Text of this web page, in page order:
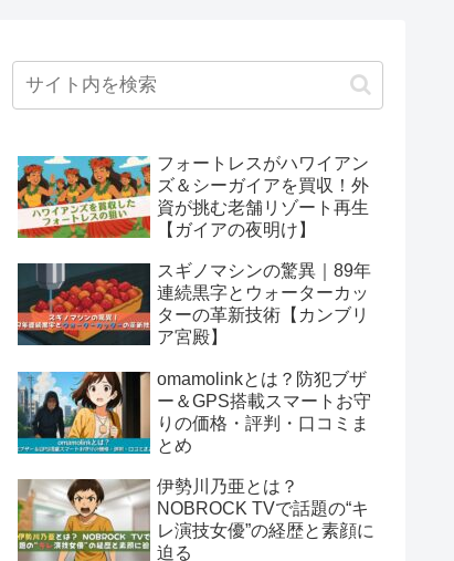
フォートレスがハワイアン
ズ＆シーガイアを買収！外
資が挑む老舗リゾート再生
【ガイアの夜明け】
スギノマシンの驚異｜89年
連続黒字とウォーターカッ
ターの革新技術【カンブリ
ア宮殿】
omamolinkとは？防犯ブザ
ー＆GPS搭載スマートお守
りの価格・評判・口コミま
とめ
伊勢川乃亜とは？
NOBROCK TVで話題の“キ
レ演技女優”の経歴と素顔に
迫る